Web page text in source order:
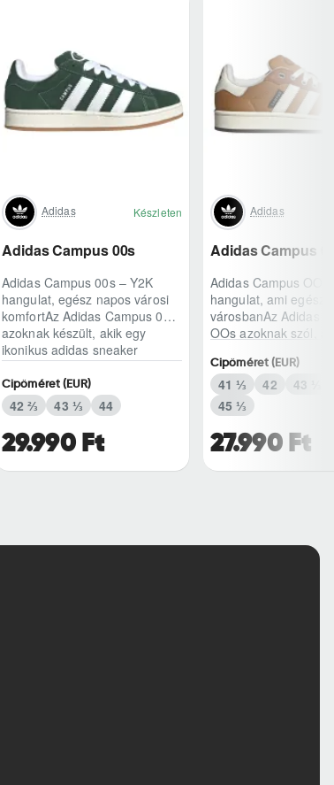
Adidas Készleten
Adidas Campus 00s
Adidas Campus 00s – Y2K
hangulat, egész napos városi
komfortAz Adidas Campus 00s
azoknak készült, akik egy
ikonikus adidas sneaker
karakterét keresik,..
29.990 Ft
Cipőméret (EUR)
42 ⅔ 43 ⅓ 44
Adidas
Adidas Campus
Adidas Campus OOs
hangulat, ami egész
városbanAz Adidas
OOs azoknak szól,
modern, kétezres ..
27.990 Ft
Cipőméret (EUR)
41 ⅓ 42
43 ⅓
45 ⅓